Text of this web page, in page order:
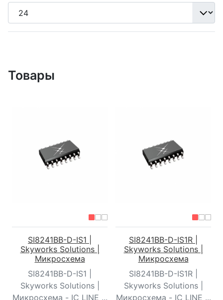
Товары
SI8241BB-D-IS1 |
Skyworks Solutions |
Микросхема
SI8241BB-D-IS1 |
Skyworks Solutions |
Микросхема - IC LINE ...
SI8241BB-D-IS1R |
Skyworks Solutions |
Микросхема
SI8241BB-D-IS1R |
Skyworks Solutions |
Микросхема - IC LINE ...